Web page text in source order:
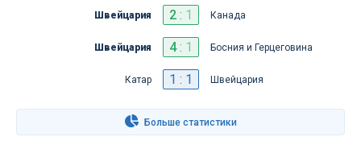
Швейцария 2: 1 Канада
Швейцария 4: 1 Босния и Герцеговина
Катар 1 : 1 Швейцария
Больше статистики